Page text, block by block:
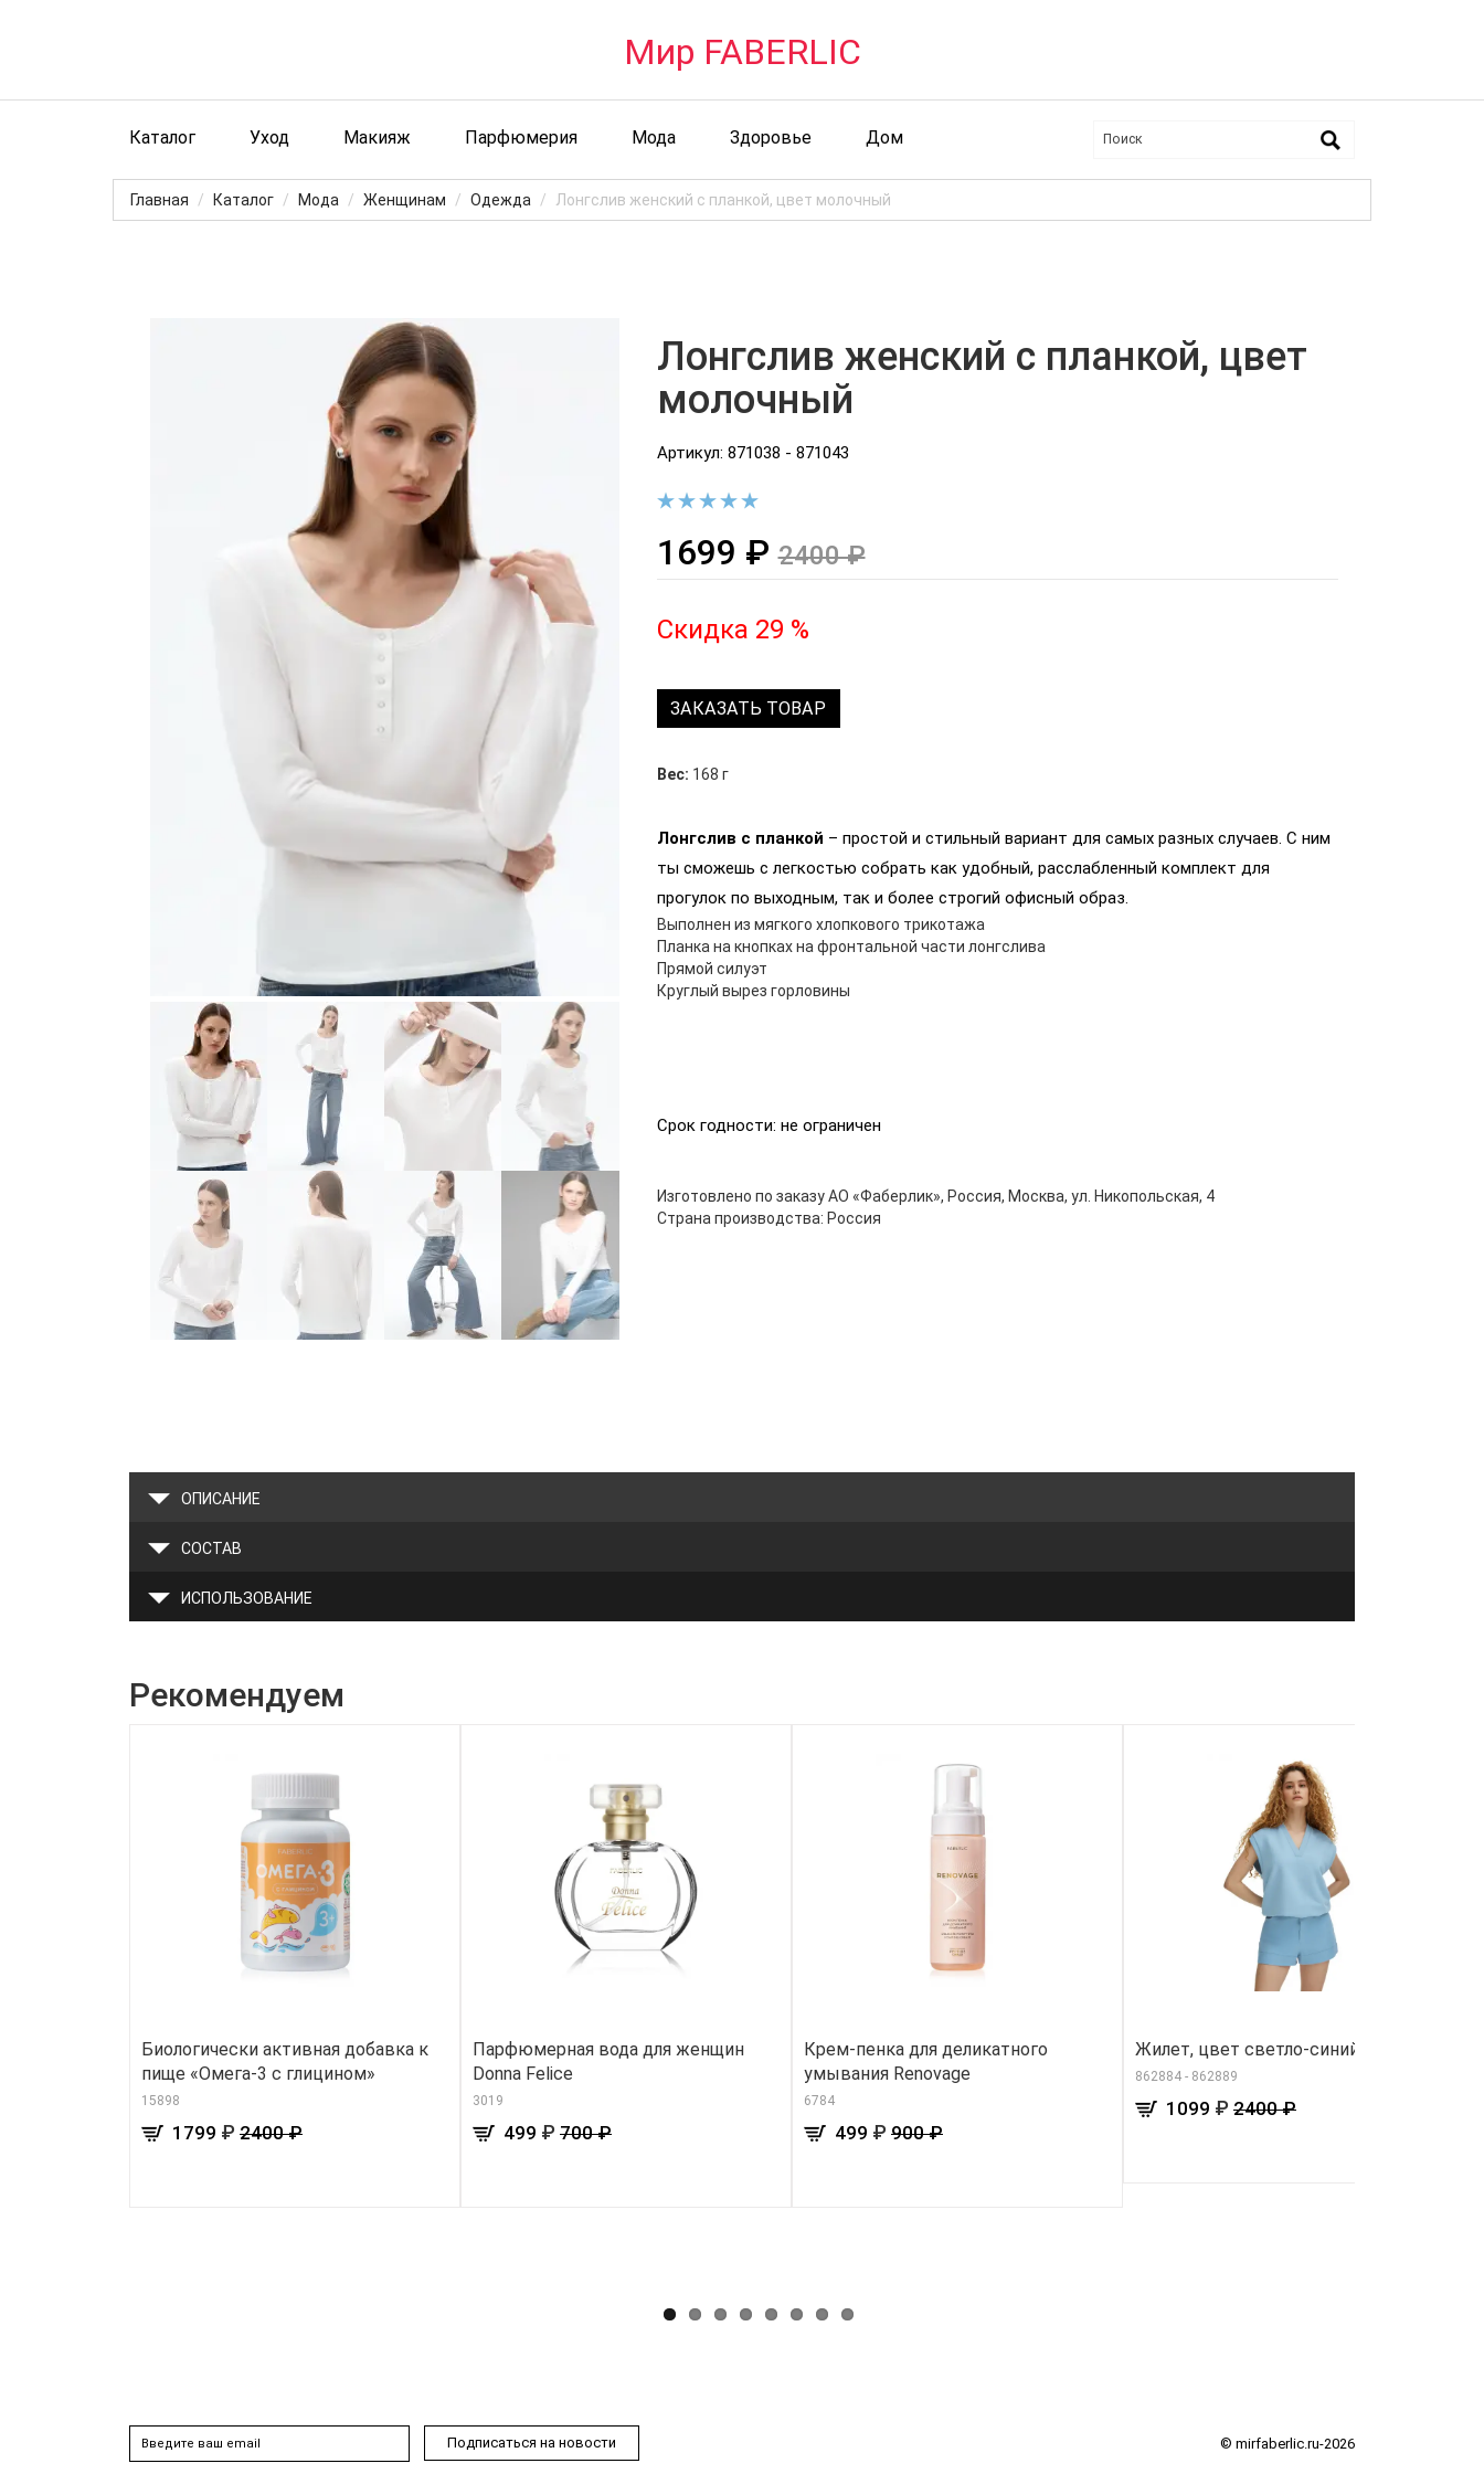
Мир FABERLIC
Каталог Уход Макияж Парфюмерия Мода Здоровье Дом
Главная Каталог Мода Женщинам Одежда Лонгслив женский с планкой, цвет молочный
Лонгслив женский с планкой, цвет
молочный
Артикул: 871038 - 871043
1699 ₽2400 ₽
Скидка 29 %
ЗАКАЗАТЬ ТОВАР
Вес: 168 г
Лонгслив с планкой – простой и стильный вариант для самых разных случаев. С ним
ты сможешь с легкостью собрать как удобный, расслабленный комплект для
прогулок по выходным, так и более строгий офисный образ.
Выполнен из мягкого хлопкового трикотажа
Планка на кнопках на фронтальной части лонгслива
Прямой силуэт
Круглый вырез горловины
Срок годности: не ограничен
Изготовлено по заказу АО «Фаберлик», Россия, Москва, ул. Никопольская, 4
Страна производства: Россия
ОПИСАНИЕ
СОСТАВ
ИСПОЛЬЗОВАНИЕ
Рекомендуем
Биологически активная добавка к
пище «Омега-3 с глицином»
15898
1799 ₽ 2400 ₽
Парфюмерная вода для женщин
Donna Felice
3019
499 ₽ 700 ₽
Крем-пенка для деликатного
умывания Renovage
6784
499 ₽ 900 ₽
Жилет, цвет светло-синий
862884 - 862889
1099 ₽ 2400 ₽
© mirfaberlic.ru-2026